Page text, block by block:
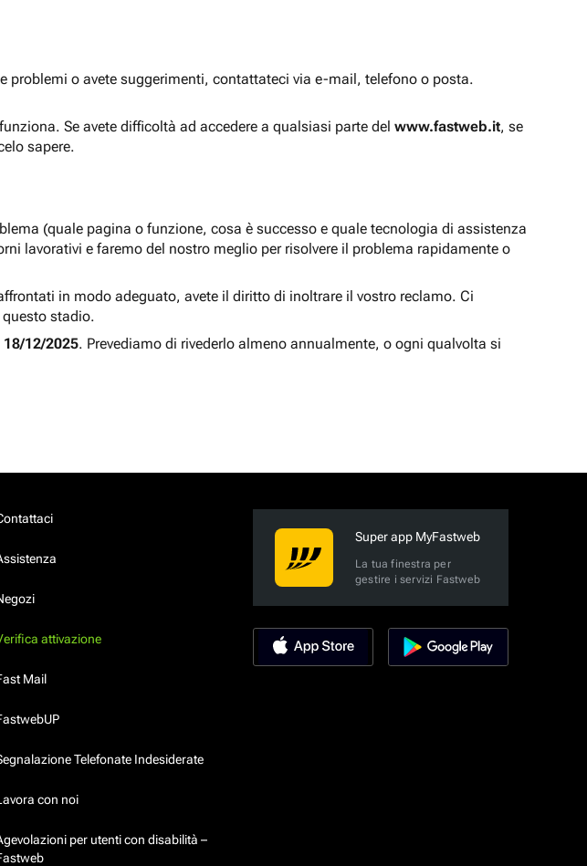
problemi o avete suggerimenti, contattateci via e-mail, telefono o posta.
Se avete difficoltà ad accedere a qualsiasi parte del www.fastweb.it, se
sapere.
(quale pagina o funzione, cosa è successo e quale tecnologia di assistenza
lavorativi e faremo del nostro meglio per risolvere il problema rapidamente o
in modo adeguato, avete il diritto di inoltrare il vostro reclamo. Ci
stadio.
18/12/2025. Prevediamo di rivederlo almeno annualmente, o ogni qualvolta si
attivazione
Mail
Telefonate Indesiderate
con noi
per utenti con disabilità –
Super app MyFastweb
La tua finestra per
gestire i servizi Fastweb